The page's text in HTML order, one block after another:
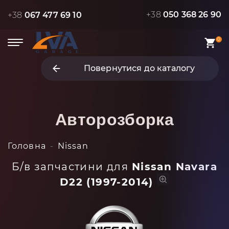
+38 067 477 69 10 +38 050 368 26 90
0
Повернутися до каталогу
Авторозборка
Головна Nissan
Б/в запчастини для Nissan Navara
D22 (1997-2014)